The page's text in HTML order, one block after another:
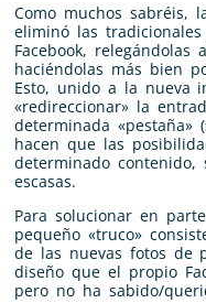
Como muchos sabréis,
eliminó las
Facebook,
haciéndolas más bien
Esto, unido a la nueva
«redireccionar» la
determinada «pestaña»
hacen que las
determinado contenido,
escasas.
Para solucionar en
pequeño «truco»
de las nuevas fotos de
diseño que el propio
pero no ha sabido/